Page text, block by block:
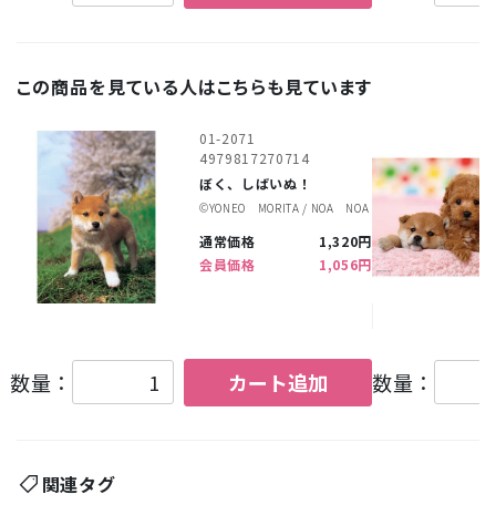
この商品を見ている人はこちらも見ています
01-2071
4979817270714
ぼく、しばいぬ！
©︎YONEO MORITA / NOA NOA
通常価格
1,320円
会員価格
1,056円
数量： カート追加 数量：
関連タグ